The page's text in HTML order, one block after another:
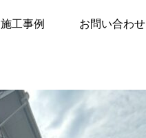
施工事例 お問い合わせ